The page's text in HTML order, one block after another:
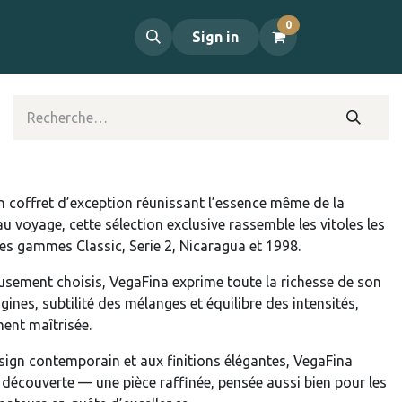
Sign in
0
coffret d’exception réunissant l’essence même de la
voyage, cette sélection exclusive rassemble les vitoles les
gammes Classic, Serie 2, Nicaragua et 1998.
choisis, VegaFina exprime toute la richesse de son
subtilité des mélanges et équilibre des intensités,
maîtrisée.
contemporain et aux finitions élégantes, VegaFina
— une pièce raffinée, pensée aussi bien pour les